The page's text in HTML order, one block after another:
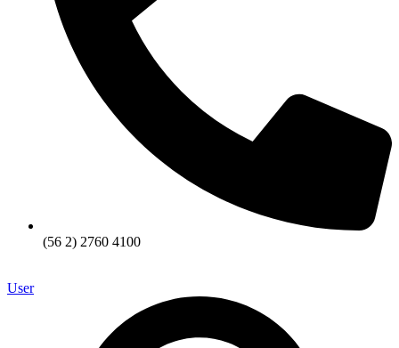
(56 2) 2760 4100
User